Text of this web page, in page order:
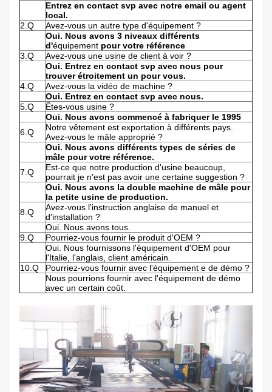
Entrez en contact svp avec notre email ou agent
local.
2.Q
Avez-vous un autre type d'équipement ?
Oui. Nous avons 3 niveaux différents
d'équipement pour votre référence
3.Q
Avez-vous une usine de client à voir ?
Oui. Entrez en contact svp avec nous pour
trouver étroitement un pour vous.
4.Q
Avez-vous la vidéo de machine ?
Oui. Entrez en contact svp avec nous.
5.Q
Êtes-vous usine ?
Oui. Nous avons commencé à fabriquer le 1995
6.Q
Notre vêtement est exportation à différents pays.
Avez-vous le mâle approprié ?
Oui. Nous avons différents types de séries de
mâle pour votre référence.
7.Q
Est-ce que notre production d'usine beaucoup,
pourrait je n'est pas avoir une certaine suggestion ?
Oui. Nous avons la double machine de mâle pour
la petite usine de production.
8.Q
Avez-vous l'instruction anglaise de manuel et
d'installation ?
Oui. Nous avons tous.
9.Q
Pourriez-vous fournir le produit d'OEM ?
Oui. Nous fournissons l'équipement d'OEM pour
l'Italie, l'anglais, client américain.
10.Q
Pourriez-vous fournir avec l'équipement e de démo ?
Nous pourrions fournir avec l'équipement de démo
avec un certain coût.